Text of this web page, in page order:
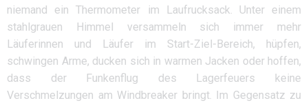
niemand ein Thermometer im Laufrucksack. Unter einem
stahlgrauen Himmel versammeln sich immer mehr
Läuferinnen und Läufer im Start-Ziel-Bereich, hüpfen,
schwingen Arme, ducken sich in warmen Jacken oder hoffen,
dass der Funkenflug des Lagerfeuers keine
Verschmelzungen am Windbreaker bringt. Im Gegensatz zu